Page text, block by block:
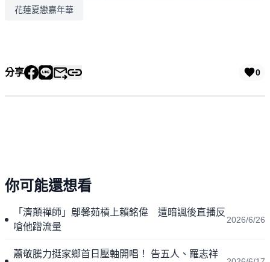
花蓮夏戀嘉年華
分享 0
你可能還想看
「濟顛禪師」鄔馨茹槓上賴銘偉 遭暗諷後直播反
嗆他蹭流量
2026/6/26
蕭敬騰力挺家鄉首日壓軸開唱！ 告五人、羅志祥